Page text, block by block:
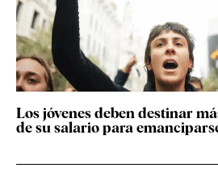
Los jóvenes deben destinar
de su salario para